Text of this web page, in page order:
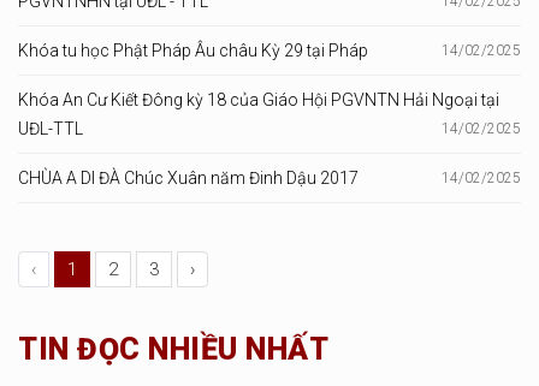
Khóa tu học Phật Pháp Âu châu Kỳ 29 tại Pháp 14/02/2025
Khóa An Cư Kiết Đông kỳ 18 của Giáo Hội PGVNTN Hải Ngoại tại
UĐL-TTL
14/02/2025
CHÙA A DI ĐÀ Chúc Xuân năm Đinh Dậu 2017 14/02/2025
‹ 1 2 3 ›
TIN ĐỌC NHIỀU NHẤT